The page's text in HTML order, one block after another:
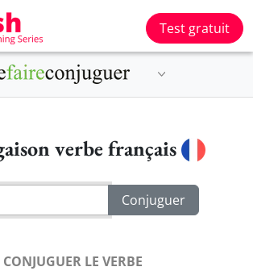
Test gratuit
verbe français
CONJUGUER LE VERBE